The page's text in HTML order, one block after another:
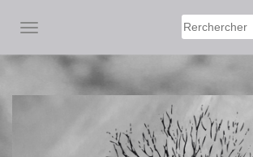
AFFICHER/MASQUER LA NAVIGATION